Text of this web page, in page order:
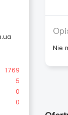
1769
5
0
0
Nie